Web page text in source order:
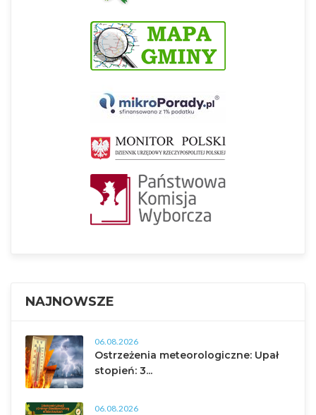
NAJNOWSZE
06.08.2026
Ostrzeżenia meteorologiczne: Upał
stopień: 3...
06.08.2026